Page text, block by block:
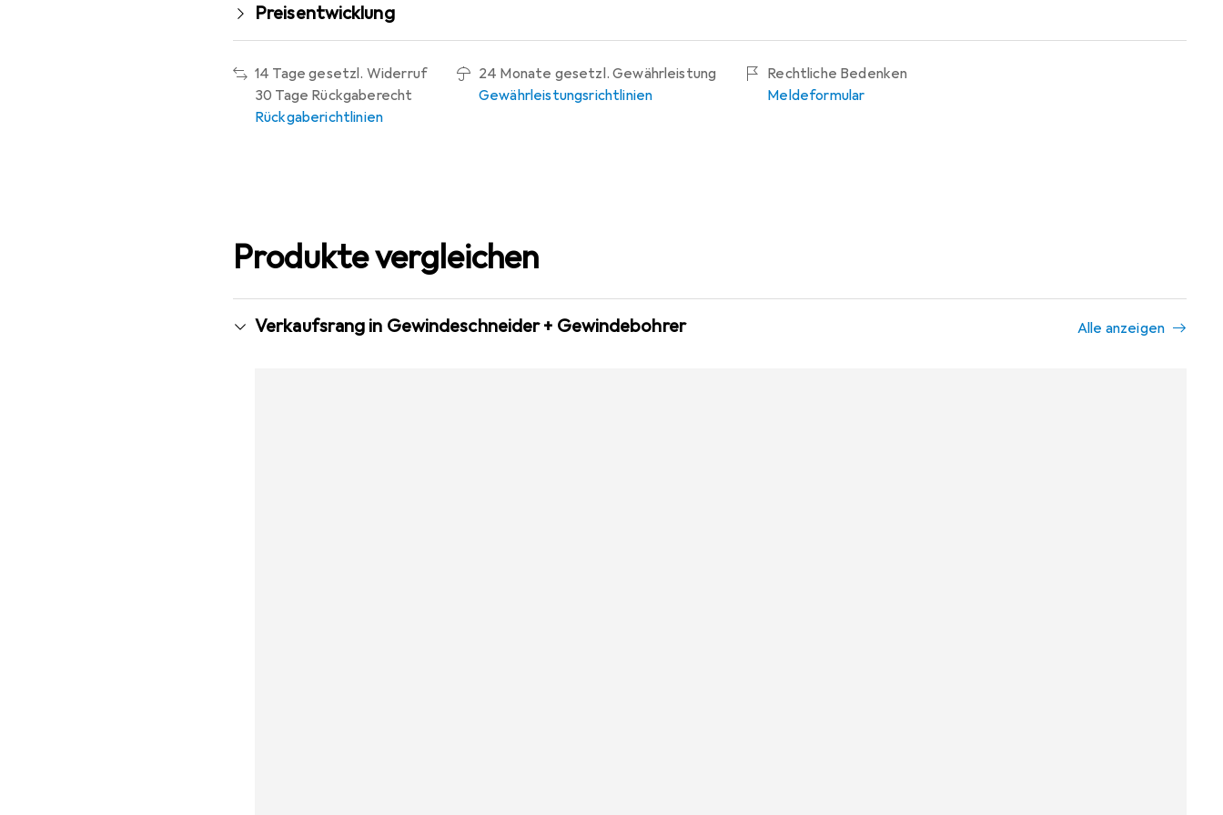
Preisentwicklung
14 Tage gesetzl. Widerruf
30 Tage Rückgaberecht
Rückgaberichtlinien
24 Monate gesetzl. Gewährleistung
Gewährleistungsrichtlinien
Rechtliche Bedenken
Meldeformular
Produkte vergleichen
Verkaufsrang in Gewindeschneider + Gewindebohrer Alle anzeigen